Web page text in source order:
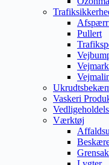
Pullert
Vaskeri
Værktøj